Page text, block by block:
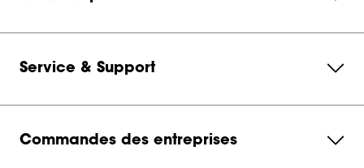
Service & Support
Commandes des entreprises